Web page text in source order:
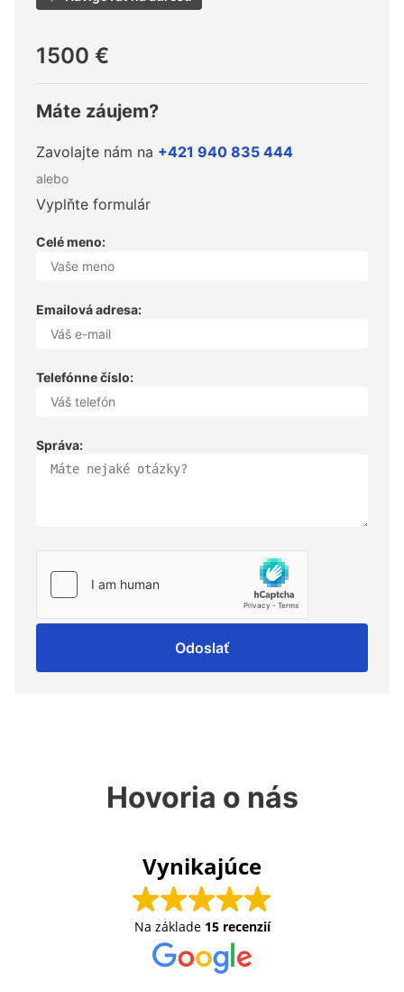
1500 €
Máte záujem?
Zavolajte nám na +421 940 835 444
alebo
Vyplňte formulár
Celé meno:
Emailová adresa:
Telefónne číslo:
Správa:
Odoslať
Hovoria o nás
Vynikajúce
Na základe 15 recenzií